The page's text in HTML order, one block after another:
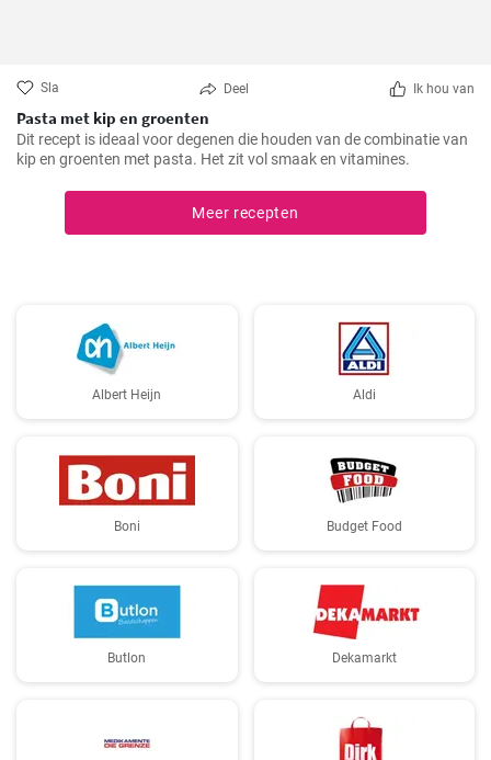
Sla Deel Ik hou van
Pasta met kip en groenten
Dit recept is ideaal voor degenen die houden van de combinatie van
kip en groenten met pasta. Het zit vol smaak en vitamines.
Meer recepten
Albert Heijn Aldi
Boni Budget Food
Butlon Dekamarkt